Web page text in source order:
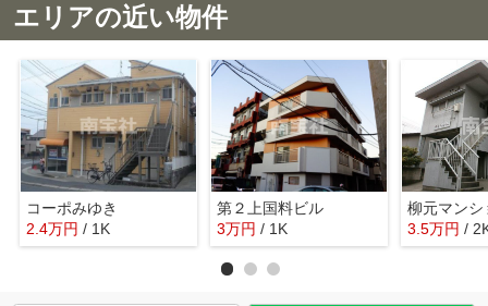
エリアの近い物件
コーポみゆき
2.4万円 / 1K
第２上国料ビル
3万円 / 1K
柳元マンシ
3.5万円 /